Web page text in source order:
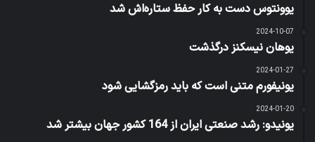
یوونتوس دست به کار حفظ ستاره‌اش شد
2024-10-07
یوهان نیسکنز درگذشت
2024-01-27
یونیفورم متنی است که باید رمزگشایی شود
2024-01-20
یونیدو: رشد صنعتی ایران از 164 کشور جهان بیشتر شد